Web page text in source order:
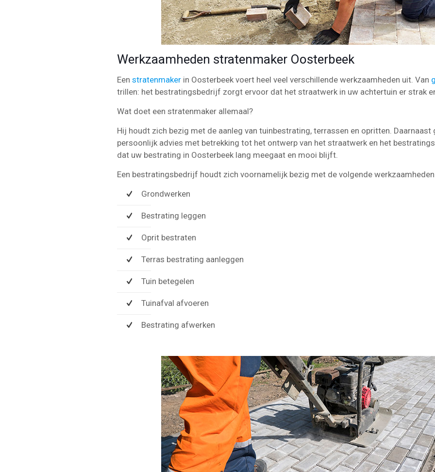
Werkzaamheden stratenmaker Oosterbeek
Een stratenmakerin Oosterbeek voert heel veel verschillende werkzaamheden uit. Van
trillen: het bestratingsbedrijf zorgt ervoor dat het straatwerk in uw achtertuin er strak
Wat doet een stratenmaker allemaal?
Hij houdt zich bezig met de aanleg van tuinbestrating, terrassen en opritten. Daarnaast
persoonlijk advies met betrekking tot het ontwerp van het straatwerk en het
dat uw bestrating in Oosterbeek lang meegaat en mooi blijft.
Een bestratingsbedrijf houdt zich voornamelijk bezig met de volgende
Grondwerken
Bestrating leggen
Oprit bestraten
Terras bestrating aanleggen
Tuin betegelen
Tuinafval afvoeren
Bestrating afwerken